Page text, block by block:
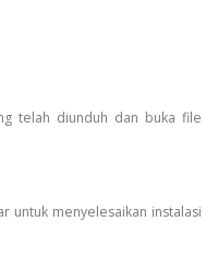
telah diunduh dan buka file
untuk menyelesaikan instalasi